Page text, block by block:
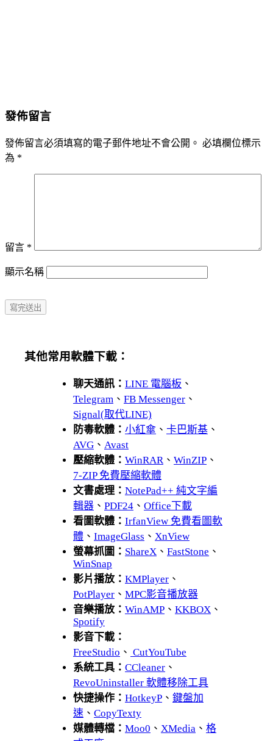
發佈留言
發佈留言必須填寫的電子郵件地址不會公開。 必填欄位標示
為 *
留言 *
顯示名稱
其他常用軟體下載：
聊天通訊： LINE 電腦板 、
Telegram 、 FB Messenger 、
Signal(取代LINE)
防毒軟體： 小紅傘 、 卡巴斯基 、
AVG 、 Avast
壓縮軟體： WinRAR、 WinZIP 、
7-ZIP 免費壓縮軟體
文書處理： NotePad++ 純文字編
輯器 、 PDF24 、 Office下載
看圖軟體： IrfanView 免費看圖軟
體 、 ImageGlass 、 XnView
螢幕抓圖： ShareX 、 FastStone 、
WinSnap
影片播放： KMPlayer 、
PotPlayer 、 MPC影音播放器
音樂播放： WinAMP 、 KKBOX 、
Spotify
影音下載：
FreeStudio 、 CutYouTube
系統工具： CCleaner 、
RevoUninstaller 軟體移除工具
快捷操作： HotkeyP 、 鍵盤加
速 、 CopyTexty
媒體轉檔： Moo0 、 XMedia 、 格